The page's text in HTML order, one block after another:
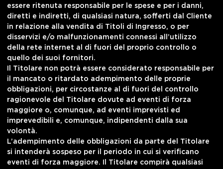
essere ritenuta responsabile per le spese e per i danni,
diretti e indiretti, di qualsiasi natura, sofferti dal Cliente
in relazione alla vendita di Titoli di Ingresso, o per
disservizi e/o malfunzionamenti connessi all’utilizzo
della rete internet al di fuori del proprio controllo o
quello dei suoi fornitori.
Il Titolare non potrà essere considerato responsabile per
il mancato o ritardato adempimento delle proprie
obbligazioni, per circostanze al di fuori del controllo
ragionevole del Titolare dovute ad eventi di forza
maggiore o, comunque, ad eventi imprevisti ed
imprevedibili e, comunque, indipendenti dalla sua
volontà.
L’adempimento delle obbligazioni da parte del Titolare
si intenderà sospeso per il periodo in cui si verificano
eventi di forza maggiore. Il Titolare compirà qualsiasi